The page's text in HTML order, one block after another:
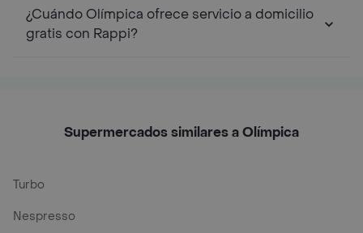
¿Cuándo Olímpica ofrece servicio a domicilio
gratis con Rappi?
Supermercados similares a Olímpica
Turbo
Nespresso